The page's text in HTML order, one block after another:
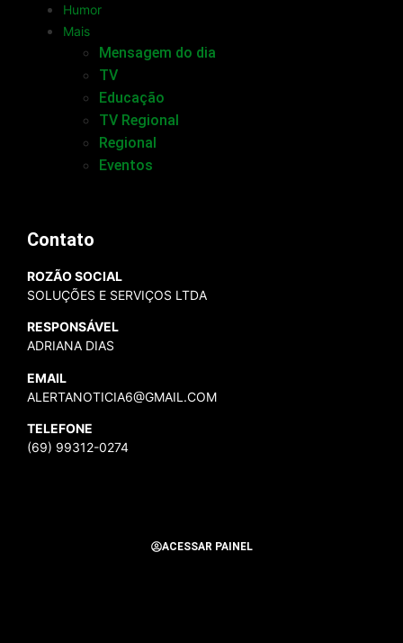
Humor
Mais
Mensagem do dia
TV
Educação
TV Regional
Regional
Eventos
Contato
ROZÃO SOCIAL
SOLUÇÕES E SERVIÇOS LTDA
RESPONSÁVEL
ADRIANA DIAS
EMAIL
ALERTANOTICIA6@GMAIL.COM
TELEFONE
(69) 99312-0274
ACESSAR PAINEL